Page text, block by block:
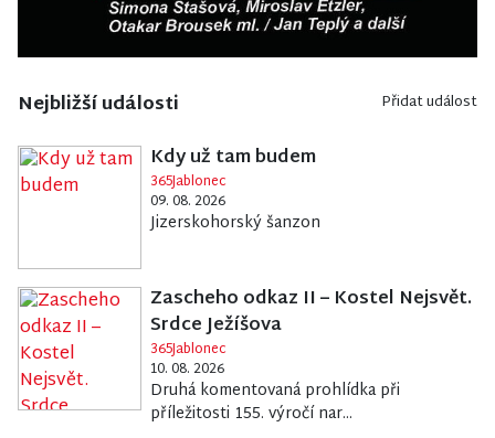
Nejbližší události Přidat událost
Kdy už tam budem
365Jablonec
09. 08. 2026
Jizerskohorský šanzon
Zascheho odkaz II – Kostel Nejsvět.
Srdce Ježíšova
365Jablonec
10. 08. 2026
Druhá komentovaná prohlídka při
příležitosti 155. výročí nar...